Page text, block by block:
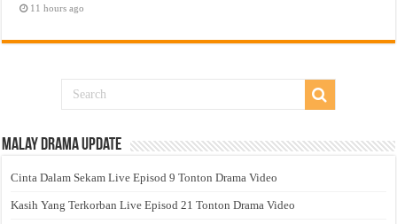
11 hours ago
Malay Drama Update
Cinta Dalam Sekam Live Episod 9 Tonton Drama Video
Kasih Yang Terkorban Live Episod 21 Tonton Drama Video